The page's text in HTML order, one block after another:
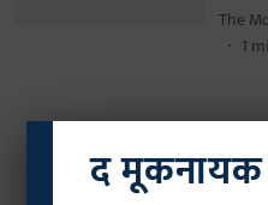
The
1
द